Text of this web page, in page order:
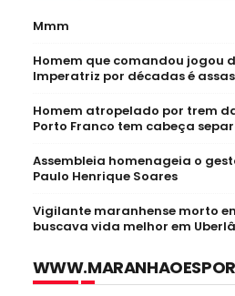
Mmm
Homem que comandou jogou
Imperatriz por décadas é
Homem atropelado por trem
Porto Franco tem cabeça
Assembleia homenageia o
Paulo Henrique Soares
Vigilante maranhense morto
buscava vida melhor em